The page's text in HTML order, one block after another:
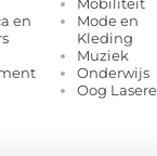
en
Mode en
Kleding
Muziek
Onderwijs
Oog